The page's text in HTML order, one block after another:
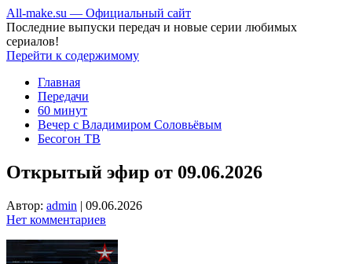
All-make.su — Официальный сайт
Последние выпуски передач и новые серии любимых
сериалов!
Перейти к содержимому
Главная
Передачи
60 минут
Вечер с Владимиром Соловьёвым
Бесогон ТВ
Открытый эфир от 09.06.2026
Автор: admin | 09.06.2026
Нет комментариев